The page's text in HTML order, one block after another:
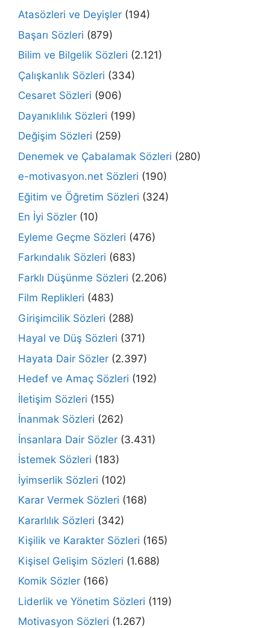
Atasözleri ve Deyişler (194)
Başarı Sözleri (879)
Bilim ve Bilgelik Sözleri (2.121)
Çalışkanlık Sözleri (334)
Cesaret Sözleri (906)
Dayanıklılık Sözleri (199)
Değişim Sözleri (259)
Denemek ve Çabalamak Sözleri (280)
e-motivasyon.net Sözleri (190)
Eğitim ve Öğretim Sözleri (324)
En İyi Sözler (10)
Eyleme Geçme Sözleri (476)
Farkındalık Sözleri (683)
Farklı Düşünme Sözleri (2.206)
Film Replikleri (483)
Girişimcilik Sözleri (288)
Hayal ve Düş Sözleri (371)
Hayata Dair Sözler (2.397)
Hedef ve Amaç Sözleri (192)
İletişim Sözleri (155)
İnanmak Sözleri (262)
İnsanlara Dair Sözler (3.431)
İstemek Sözleri (183)
İyimserlik Sözleri (102)
Karar Vermek Sözleri (168)
Kararlılık Sözleri (342)
Kişilik ve Karakter Sözleri (165)
Kişisel Gelişim Sözleri (1.688)
Komik Sözler (166)
Liderlik ve Yönetim Sözleri (119)
Motivasyon Sözleri (1.267)